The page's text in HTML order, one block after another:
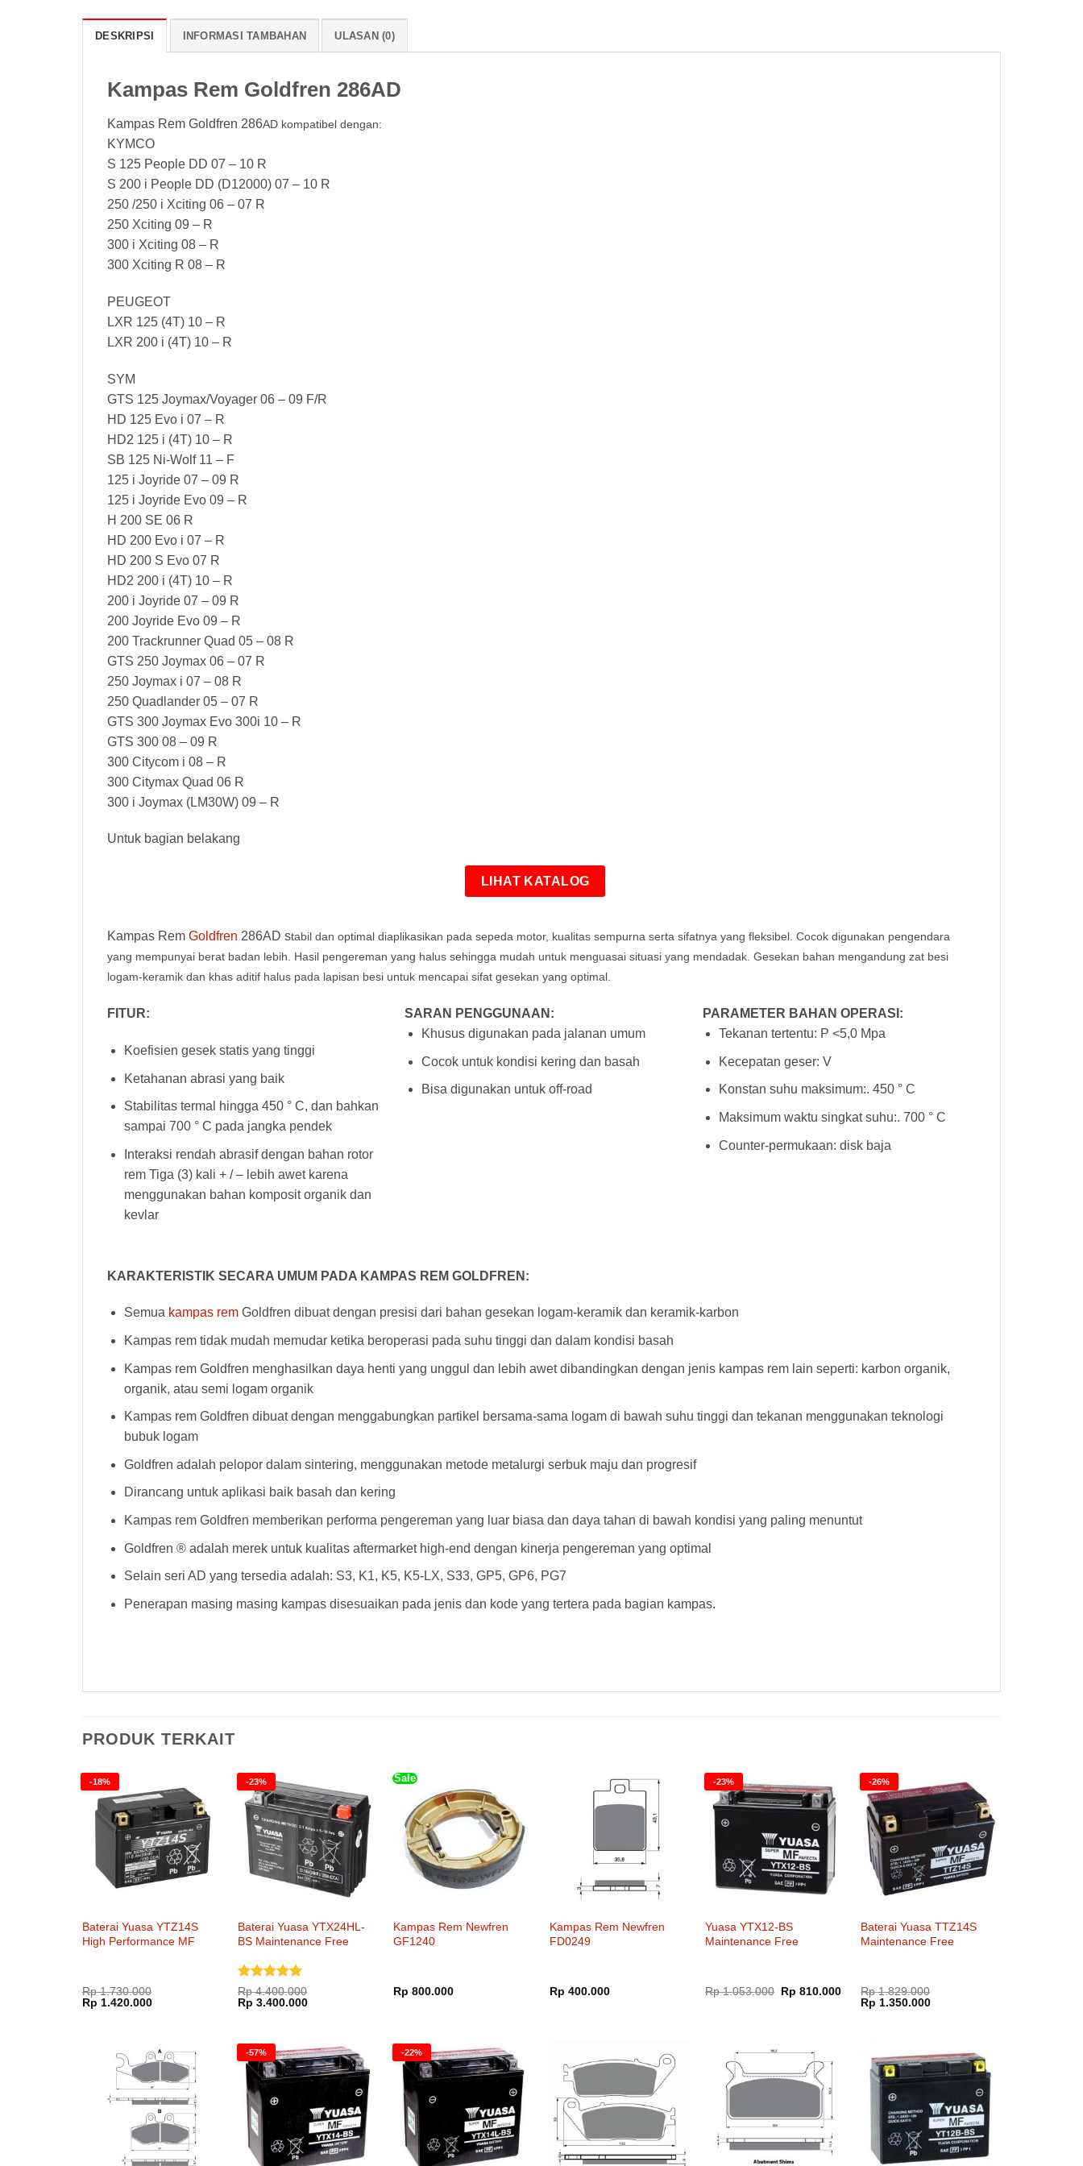
DESKRIPSI INFORMASI TAMBAHAN ULASAN (0)
Kampas Rem Goldfren 286AD
Kampas Rem Goldfren 286AD kompatibel dengan:
KYMCO
S 125 People DD 07 – 10 R
S 200 i People DD (D12000) 07 – 10 R
250 /250 i Xciting 06 – 07 R
250 Xciting 09 – R
300 i Xciting 08 – R
300 Xciting R 08 – R
PEUGEOT
LXR 125 (4T) 10 – R
LXR 200 i (4T) 10 – R
SYM
GTS 125 Joymax/Voyager 06 – 09 F/R
HD 125 Evo i 07 – R
HD2 125 i (4T) 10 – R
SB 125 Ni-Wolf 11 – F
125 i Joyride 07 – 09 R
125 i Joyride Evo 09 – R
H 200 SE 06 R
HD 200 Evo i 07 – R
HD 200 S Evo 07 R
HD2 200 i (4T) 10 – R
200 i Joyride 07 – 09 R
200 Joyride Evo 09 – R
200 Trackrunner Quad 05 – 08 R
GTS 250 Joymax 06 – 07 R
250 Joymax i 07 – 08 R
250 Quadlander 05 – 07 R
GTS 300 Joymax Evo 300i 10 – R
GTS 300 08 – 09 R
300 Citycom i 08 – R
300 Citymax Quad 06 R
300 i Joymax (LM30W) 09 – R
Untuk bagian belakang
LIHAT KATALOG
Kampas Rem Goldfren 286AD stabil dan optimal diaplikasikan pada sepeda motor, kualitas sempurna serta sifatnya yang fleksibel. Cocok digunakan pengendara
yang mempunyai berat badan lebih. Hasil pengereman yang halus sehingga mudah untuk menguasai situasi yang mendadak. Gesekan bahan mengandung zat besi
logam-keramik dan khas aditif halus pada lapisan besi untuk mencapai sifat gesekan yang optimal.
FITUR:
Koefisien gesek statis yang tinggi
Ketahanan abrasi yang baik
Stabilitas termal hingga 450 ° C, dan bahkan
sampai 700 ° C pada jangka pendek
Interaksi rendah abrasif dengan bahan rotor
rem Tiga (3) kali + / – lebih awet karena
menggunakan bahan komposit organik dan
kevlar
SARAN PENGGUNAAN:
Khusus digunakan pada jalanan umum
Cocok untuk kondisi kering dan basah
Bisa digunakan untuk off-road
PARAMETER BAHAN OPERASI:
Tekanan tertentu: P <5,0 Mpa
Kecepatan geser: V
Konstan suhu maksimum:. 450 ° C
Maksimum waktu singkat suhu:. 700 ° C
Counter-permukaan: disk baja
KARAKTERISTIK SECARA UMUM PADA KAMPAS REM GOLDFREN:
Semua kampas remGoldfren dibuat dengan presisi dari bahan gesekan logam-keramik dan keramik-karbon
Kampas rem tidak mudah memudar ketika beroperasi pada suhu tinggi dan dalam kondisi basah
Kampas rem Goldfren menghasilkan daya henti yang unggul dan lebih awet dibandingkan dengan jenis kampas rem lain seperti: karbon organik,
organik, atau semi logam organik
Kampas rem Goldfren dibuat dengan menggabungkan partikel bersama-sama logam di bawah suhu tinggi dan tekanan menggunakan teknologi
bubuk logam
Goldfren adalah pelopor dalam sintering, menggunakan metode metalurgi serbuk maju dan progresif
Dirancang untuk aplikasi baik basah dan kering
Kampas rem Goldfren memberikan performa pengereman yang luar biasa dan daya tahan di bawah kondisi yang paling menuntut
Goldfren ® adalah merek untuk kualitas aftermarket high-end dengan kinerja pengereman yang optimal
Selain seri AD yang tersedia adalah: S3, K1, K5, K5-LX, S33, GP5, GP6, PG7
Penerapan masing masing kampas disesuaikan pada jenis dan kode yang tertera pada bagian kampas.
PRODUK TERKAIT
-18%
Baterai Yuasa YTZ14S
High Performance MF
Rp1.730.000
Harga
aslinya
Rp 1.420.000Harga
Rp 1.420.000.
-23%
Baterai Yuasa YTX24HL-
BS Maintenance Free
Dinilai5
dari 5
Rp4.400.000
Harga
aslinya
Rp 3.400.000Harga
Rp 3.400.000.
Sale
Kampas Rem Newfren
GF1240
Rp 800.000
Kampas Rem Newfren
FD0249
Rp 400.000
-23%
Yuasa YTX12-BS
Maintenance Free
Rp1.053.000 Harga
aslinya
Rp 810.000Harga
saat
-26%
Baterai Yuasa TTZ14S
Maintenance Free
Rp1.829.000
Harga
aslinya
Rp 1.350.000Harga
-57% -22%